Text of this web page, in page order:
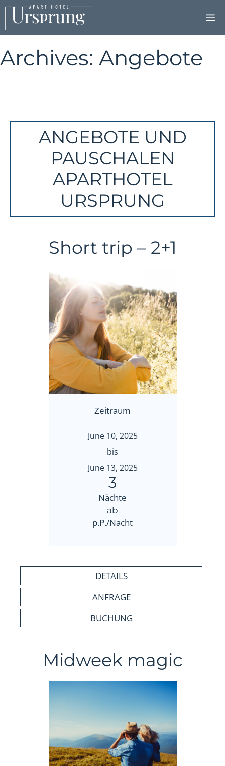
Skip
content
Archives: Angebote
ANGEBOTE UND
PAUSCHALEN
APARTHOTEL
URSPRUNG
Short trip – 2+1
Zeitraum
June 10, 2025
bis
June 13, 2025
3
Nächte
ab
p.P./Nacht
DETAILS
ANFRAGE
BUCHUNG
Midweek magic